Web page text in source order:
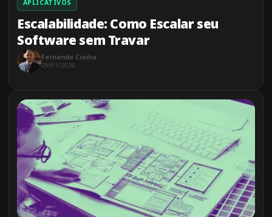
APLICATIVOS
Escalabilidade: Como Escalar seu
Software sem Travar
Fernando Cunha
29/01/2026